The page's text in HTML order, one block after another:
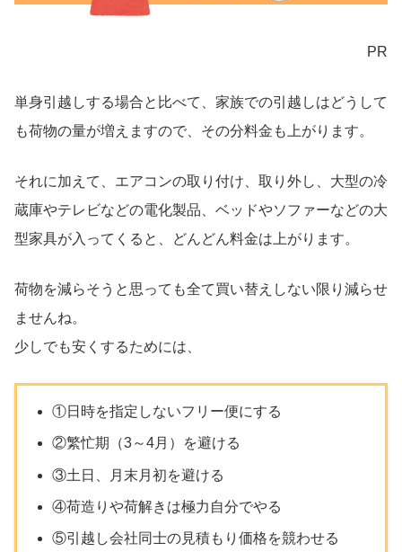
PR
単身引越しする場合と比べて、家族での引越しはどうして
も荷物の量が増えますので、その分料金も上がります。
それに加えて、エアコンの取り付け、取り外し、大型の冷
蔵庫やテレビなどの電化製品、ベッドやソファーなどの大
型家具が入ってくると、どんどん料金は上がります。
荷物を減らそうと思っても全て買い替えしない限り減らせ
ませんね。
少しでも安くするためには、
①日時を指定しないフリー便にする
②繁忙期（3～4月）を避ける
③土日、月末月初を避ける
④荷造りや荷解きは極力自分でやる
⑤引越し会社同士の見積もり価格を競わせる